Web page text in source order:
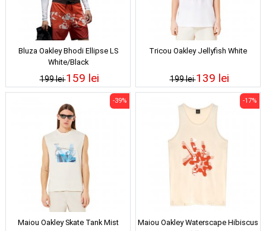
Bluza Oakley Bhodi Ellipse LS
White/Black
199 lei159 lei
Tricou Oakley Jellyfish White
199 lei139 lei
Maiou Oakley Skate Tank Mist
-39%
Maiou Oakley Waterscape Hibiscus
-17%